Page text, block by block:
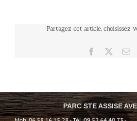
Partagez cet article, choisissez
Facebook
PARC STE ASSISE